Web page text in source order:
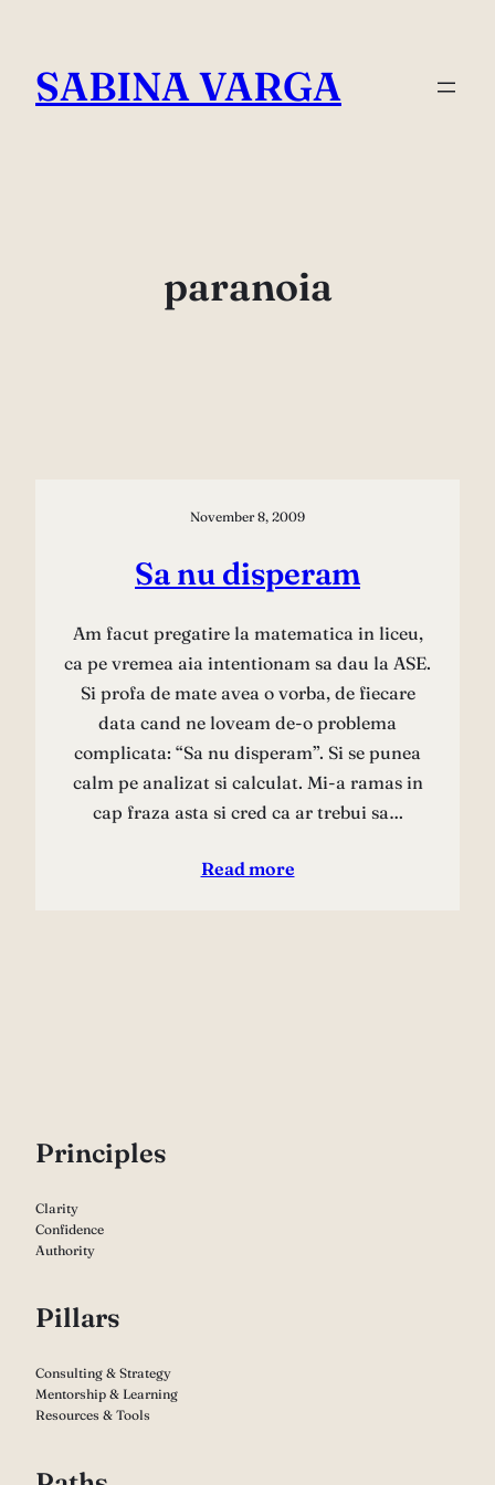
content
SABINA VARGA
paranoia
November 8, 2009
Sa nu disperam
Am facut pregatire la matematica in liceu,
ca pe vremea aia intentionam sa dau la ASE.
Si profa de mate avea o vorba, de fiecare
data cand ne loveam de-o problema
complicata: “Sa nu disperam”. Si se punea
calm pe analizat si calculat. Mi-a ramas in
cap fraza asta si cred ca ar trebui sa…
Read more
Principles
Clarity
Confidence
Authority
Pillars
Consulting & Strategy
Mentorship & Learning
Resources & Tools